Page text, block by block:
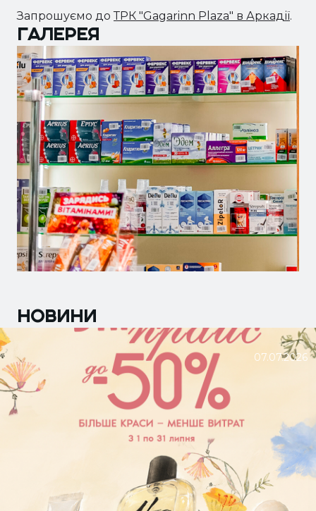
Запрошуємо до ТРК "Gagarinn Plaza" в Аркадії.
ГАЛЕРЕЯ
НОВИНИ
07.07.2026